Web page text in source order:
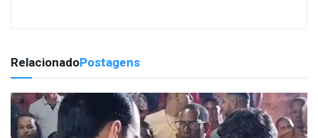
RelacionadoPostagens